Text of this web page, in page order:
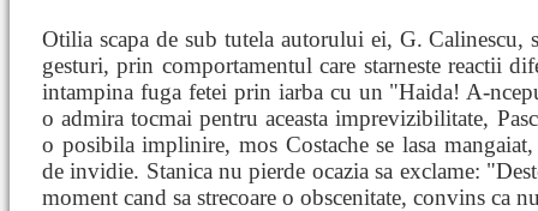
Otilia scapa de sub tutela autorului ei, G. Calinescu,
gesturi, prin comportamentul care starneste reactii
intampina fuga fetei prin iarba cu un "Haida! A-
o admira tocmai pentru aceasta imprevizibilitate,
o posibila implinire, mos Costache se lasa
de invidie. Stanica nu pierde ocazia sa exclame:
moment cand sa strecoare o obscenitate, convins ca